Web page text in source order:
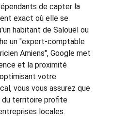
de capter la
exact où elle se
habitant de Salouël ou
un "expert-comptable
Amiens", Google met
et la proximité
votre
vous vous assurez que
du territoire profite
locales.